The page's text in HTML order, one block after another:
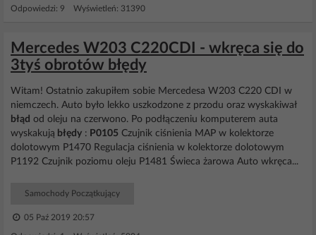
Odpowiedzi: 9 Wyświetleń: 31390
Mercedes W203 C220CDI - wkręca się do
3tyś obrotów błędy
Witam! Ostatnio zakupiłem sobie Mercedesa W203 C220 CDI w
niemczech. Auto było lekko uszkodzone z przodu oraz wyskakiwał
błąd od oleju na czerwono. Po podłączeniu komputerem auta
wyskakują błędy : P0105 Czujnik ciśnienia MAP w kolektorze
dolotowym P1470 Regulacja ciśnienia w kolektorze dolotowym
P1192 Czujnik poziomu oleju P1481 Świeca żarowa Auto wkręca...
Samochody Początkujący
05 Paź 2019 20:57